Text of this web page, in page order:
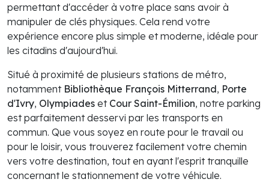
permettant d'accéder à votre place sans avoir à
manipuler de clés physiques. Cela rend votre
expérience encore plus simple et moderne, idéale pour
les citadins d'aujourd'hui.
Situé à proximité de plusieurs stations de métro,
notamment Bibliothèque François Mitterrand, Porte
d'Ivry, Olympiades et Cour Saint-Émilion, notre parking
est parfaitement desservi par les transports en
commun. Que vous soyez en route pour le travail ou
pour le loisir, vous trouverez facilement votre chemin
vers votre destination, tout en ayant l'esprit tranquille
concernant le stationnement de votre véhicule.